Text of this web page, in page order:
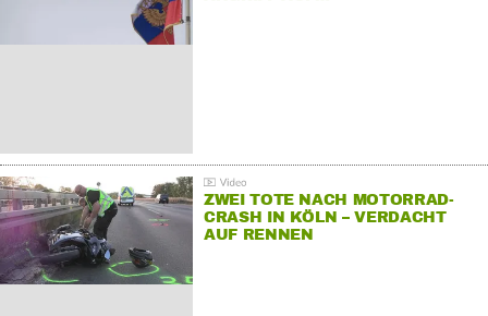
ZWEI TOTE NACH MOTORRAD-
CRASH IN KÖLN – VERDACHT
AUF RENNEN